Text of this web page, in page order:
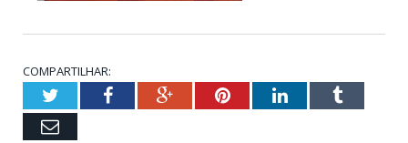
COMPARTILHAR:
TwitterFacebookGoogle+PinterestLinkedInTumblr
Email